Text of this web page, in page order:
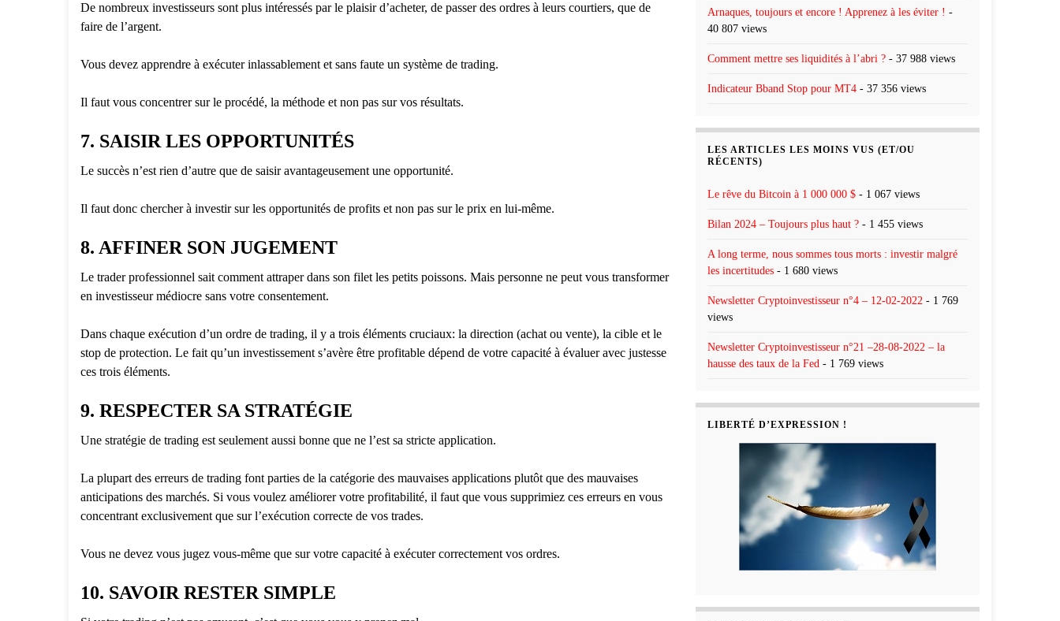
De nombreux investisseurs sont plus intéressés par le plaisir d’acheter, de passer des ordres à leurs courtiers, que de
faire de l’argent.
Vous devez apprendre à exécuter inlassablement et sans faute un système de trading.
Il faut vous concentrer sur le procédé, la méthode et non pas sur vos résultats.
7. SAISIR LES OPPORTUNITÉS
Le succès n’est rien d’autre que de saisir avantageusement une opportunité.
Il faut donc chercher à investir sur les opportunités de profits et non pas sur le prix en lui-même.
8. AFFINER SON JUGEMENT
Le trader professionnel sait comment attraper dans son filet les petits poissons. Mais personne ne peut vous transformer
en investisseur médiocre sans votre consentement.
Dans chaque exécution d’un ordre de trading, il y a trois éléments cruciaux: la direction (achat ou vente), la cible et le
stop de protection. Le fait qu’un investissement s’avère être profitable dépend de votre capacité à évaluer avec justesse
ces trois éléments.
9. RESPECTER SA STRATÉGIE
Une stratégie de trading est seulement aussi bonne que ne l’est sa stricte application.
La plupart des erreurs de trading font parties de la catégorie des mauvaises applications plutôt que des mauvaises
anticipations des marchés. Si vous voulez améliorer votre profitabilité, il faut que vous supprimiez ces erreurs en vous
concentrant exclusivement que sur l’exécution correcte de vos trades.
Vous ne devez vous jugez vous-même que sur votre capacité à exécuter correctement vos ordres.
10. SAVOIR RESTER SIMPLE
Arnaques, toujours et encore ! Apprenez à les éviter ! -
40 807 views
Comment mettre ses liquidités à l’abri ? - 37 988 views
Indicateur Bband Stop pour MT4 - 37 356 views
LES ARTICLES LES MOINS VUS (ET/OU
RÉCENTS)
Le rêve du Bitcoin à 1 000 000 $ - 1 067 views
Bilan 2024 – Toujours plus haut ? - 1 455 views
A long terme, nous sommes tous morts : investir malgré
les incertitudes - 1 680 views
Newsletter Cryptoinvestisseur n°4 – 12-02-2022 - 1 769
views
Newsletter Cryptoinvestisseur n°21 –28-08-2022 – la
hausse des taux de la Fed - 1 769 views
LIBERTÉ D’EXPRESSION !